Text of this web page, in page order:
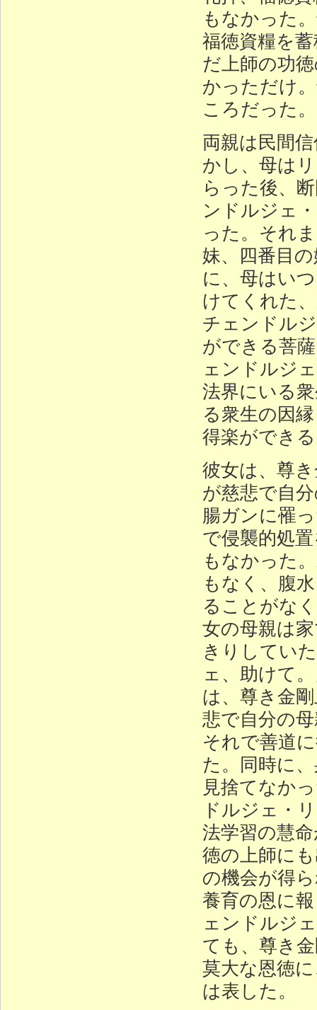
もなかった
福徳資糧を
だ上師の功
かっただけ
ころだった。
両親は民間
かし、母は
らった後、
ンドルジェ
った。それ
妹、四番目
に、母はい
けてくれた
チェンドル
ができる菩
ェンドルジ
法界にいる
る衆生の因
得楽ができ
彼女は、尊
が慈悲で自
腸ガンに罹
で侵襲的処
もなかった
もなく、腹
ることがな
女の母親は
きりしてい
ェ、助けて
は、尊き金
悲で自分の
それで善道
た。同時に
見捨てなか
ドルジェ・
法学習の慧
徳の上師に
の機会が得
養育の恩に
ェンドルジ
ても、尊き
莫大な恩徳
は表した。